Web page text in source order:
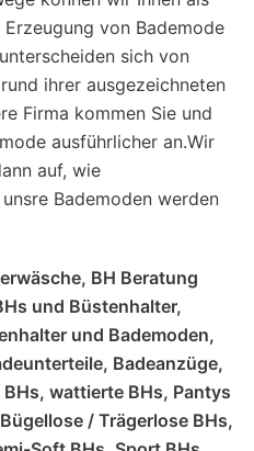
von Bademode
sich von
ihrer ausgezeichneten
Firma kommen Sie und
ausführlicher an.Wir
auf, wie
Bademoden werden
BH Beratung
und Büstenhalter,
und Bademoden,
Badeanzüge,
wattierte BHs, Pantys
/ Trägerlose BHs,